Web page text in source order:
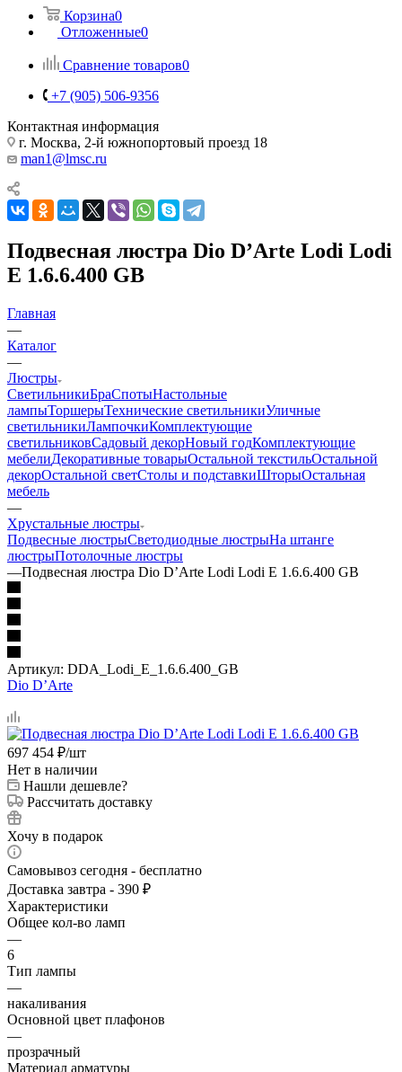
Корзина0
Отложенные0
Сравнение товаров0
+7 (905) 506-9356
Контактная информация
г. Москва, 2-й южнопортовый проезд 18
man1@lmsc.ru
Подвесная люстра Dio D’Arte Lodi Lodi
E 1.6.6.400 GB
Главная
—
Каталог
—
Люстры
СветильникиБраСпотыНастольные
лампыТоршерыТехнические светильникиУличные
светильникиЛампочкиКомплектующие
светильниковСадовый декорНовый годКомплектующие
мебелиДекоративные товарыОстальной текстильОстальной
декорОстальной светСтолы и подставкиШторыОстальная
мебель
—
Хрустальные люстры
Подвесные люстрыСветодиодные люстрыНа штанге
люстрыПотолочные люстры
—Подвесная люстра Dio D’Arte Lodi Lodi E 1.6.6.400 GB
Артикул: DDA_Lodi_E_1.6.6.400_GB
Dio D’Arte
697 454 ₽/шт
Нет в наличии
Нашли дешевле?
Рассчитать доставку
Хочу в подарок
Самовывоз сегодня - бесплатно
Доставка завтра - 390 ₽
Характеристики
Общее кол-во ламп
—
6
Тип лампы
—
накаливания
Основной цвет плафонов
—
прозрачный
Материал арматуры